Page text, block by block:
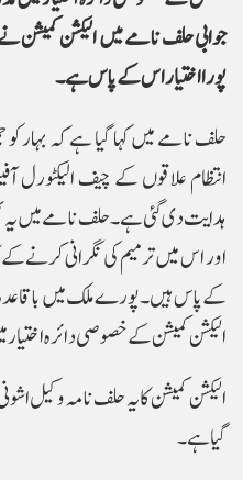
جوابی حلف نامے میں الیکشن کمیشن
پورا اختیار اس کے پاس ہے۔
حلف نامے میں کہا گیا ہے کہ بہار
انتظام علاقوں کے چیف الیکٹورل
ہدایت دی گئی ہے۔ حلف نامے میں یہ
اور اس میں ترمیم کی نگرانی کرنے کے
الیکشن کمیشن کے خصوصی دائرہ
الیکشن کمیشن کا یہ حلف نامہ وکیل
گیا ہے۔